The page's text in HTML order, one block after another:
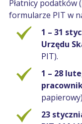
Płatnicy podatków
formularze PIT w
1 – 31
Urzędu
PIT).
1 – 28
23